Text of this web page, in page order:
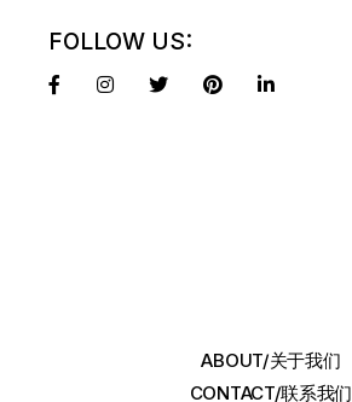
FOLLOW US:
ABOUT/关于我们
CONTACT/联系我们